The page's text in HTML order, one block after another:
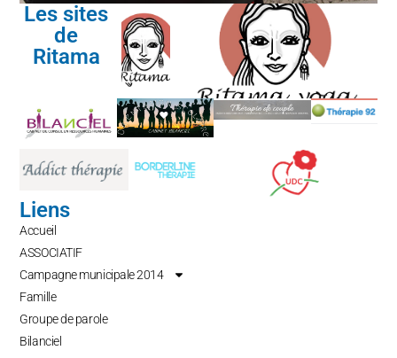
Les sites
de
Ritama
Liens
Accueil
ASSOCIATIF
Campagne municipale 2014
Famille
Groupe de parole
Bilanciel